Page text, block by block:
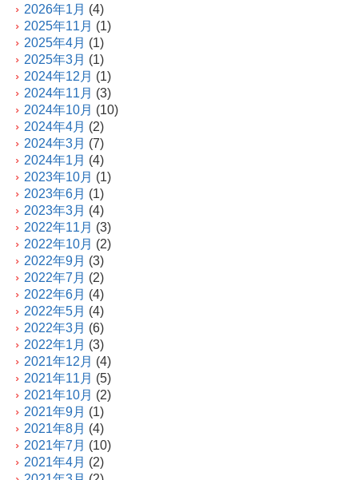
2026年1月 (4)
2025年11月 (1)
2025年4月 (1)
2025年3月 (1)
2024年12月 (1)
2024年11月 (3)
2024年10月 (10)
2024年4月 (2)
2024年3月 (7)
2024年1月 (4)
2023年10月 (1)
2023年6月 (1)
2023年3月 (4)
2022年11月 (3)
2022年10月 (2)
2022年9月 (3)
2022年7月 (2)
2022年6月 (4)
2022年5月 (4)
2022年3月 (6)
2022年1月 (3)
2021年12月 (4)
2021年11月 (5)
2021年10月 (2)
2021年9月 (1)
2021年8月 (4)
2021年7月 (10)
2021年4月 (2)